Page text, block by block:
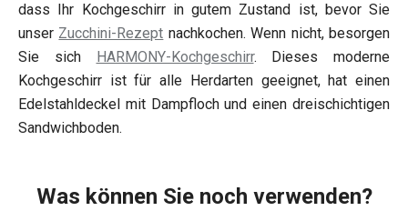
dass Ihr Kochgeschirr in gutem Zustand ist, bevor Sie
unser Zucchini-Rezept nachkochen. Wenn nicht, besorgen
Sie sich HARMONY-Kochgeschirr. Dieses moderne
Kochgeschirr ist für alle Herdarten geeignet, hat einen
Edelstahldeckel mit Dampfloch und einen dreischichtigen
Sandwichboden.
Was können Sie noch verwenden?